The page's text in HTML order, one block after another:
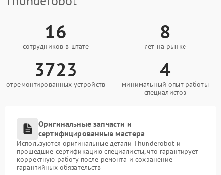
16
сотрудников в штате
8
лет на рынке
3723
отремонтированных устройств
4
минимальный опыт работы
специалистов
Оригинальные запчасти и
сертифицированные мастера
Используются оригинальные детали Thunderobot и
прошедшие сертификацию специалисты, что гарантирует
корректную работу после ремонта и сохранение
гарантийных обязательств